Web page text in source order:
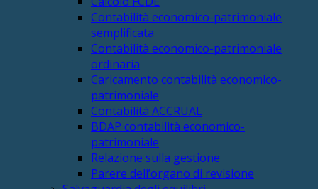
Contabilità economico-patrimoniale
semplificata
Contabilità economico-patrimoniale
ordinaria
Caricamento contabilità economico-
patrimoniale
Contabilità ACCRUAL
BDAP contabilità economico-
patrimoniale
Relazione sulla gestione
Parere dell’organo di revisione